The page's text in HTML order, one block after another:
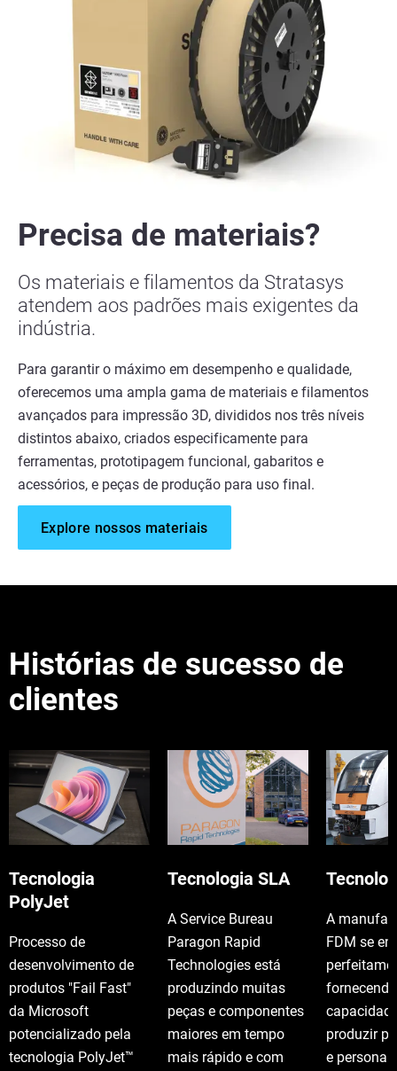
Precisa de materiais?
Os materiais e filamentos da Stratasys
atendem aos padrões mais exigentes da
indústria.
Para garantir o máximo em desempenho e qualidade,
oferecemos uma ampla gama de materiais e filamentos
avançados para impressão 3D, divididos nos três níveis
distintos abaixo, criados especificamente para
ferramentas, prototipagem funcional, gabaritos e
acessórios, e peças de produção para uso final.
Explore nossos materiais
Histórias de sucesso de
clientes
Tecnologia
PolyJet
Processo de
desenvolvimento de
produtos "Fail Fast"
da Microsoft
potencializado pela
tecnologia PolyJet™
Tecnologia SLA
A Service Bureau
Paragon Rapid
Technologies está
produzindo muitas
peças e componentes
maiores em tempo
mais rápido e com
A
FDM se
produzir
e